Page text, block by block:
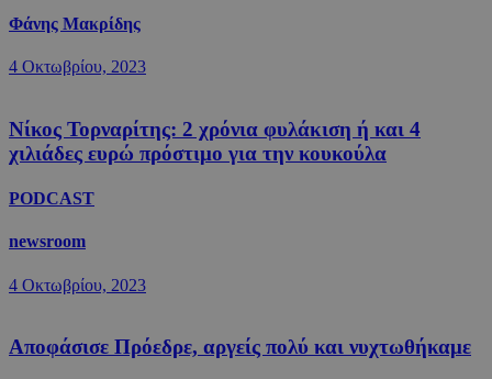
Φάνης Μακρίδης
4 Οκτωβρίου, 2023
Νίκος Τορναρίτης: 2 χρόνια φυλάκιση ή και 4
χιλιάδες ευρώ πρόστιμο για την κουκούλα
PODCAST
newsroom
4 Οκτωβρίου, 2023
Αποφάσισε Πρόεδρε, αργείς πολύ και νυχτωθήκαμε